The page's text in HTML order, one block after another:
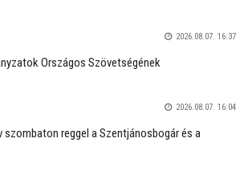
2026.08.07. 16:37
Országos Szövetségének
2026.08.07. 16:04
szombaton reggel a Szentjánosbogár és a